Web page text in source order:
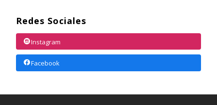
Redes Sociales
Instagram
Facebook